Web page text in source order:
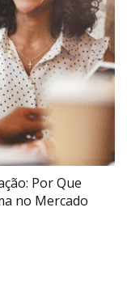
Por Que
no Mercado